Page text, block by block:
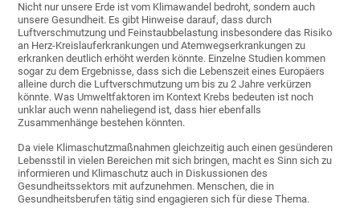
Nicht nur unsere Erde ist vom Klimawandel bedroht, sondern auch
unsere Gesundheit. Es gibt Hinweise darauf, dass durch
Luftverschmutzung und Feinstaubbelastung insbesondere das Risiko
an Herz-Kreislauferkrankungen und Atemwegserkrankungen zu
erkranken deutlich erhöht werden könnte. Einzelne Studien kommen
sogar zu dem Ergebnisse, dass sich die Lebenszeit eines Europäers
alleine durch die Luftverschmutzung um bis zu 2 Jahre verkürzen
könnte. Was Umweltfaktoren im Kontext Krebs bedeuten ist noch
unklar auch wenn naheliegend ist, dass hier ebenfalls
Zusammenhänge bestehen könnten.
Da viele Klimaschutzmaßnahmen gleichzeitig auch einen gesünderen
Lebensstil in vielen Bereichen mit sich bringen, macht es Sinn sich zu
informieren und Klimaschutz auch in Diskussionen des
Gesundheitssektors mit aufzunehmen. Menschen, die in
Gesundheitsberufen tätig sind engagieren sich für diese Thema.